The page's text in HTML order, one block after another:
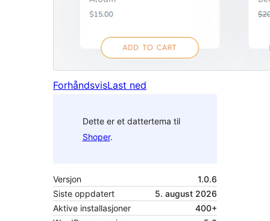
ForhåndsvisLast ned
Dette er et dattertema til
Shoper.
Versjon
1.0.6
Siste oppdatert
5. august 2026
Aktive installasjoner
400+